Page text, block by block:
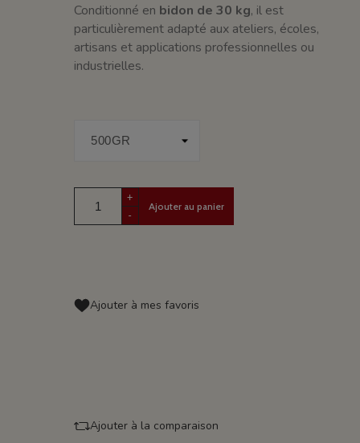
Conditionné en bidon de 30 kg, il est
particulièrement adapté aux ateliers, écoles,
artisans et applications professionnelles ou
industrielles.
+
-
Ajouter au panier
Ajouter à mes favoris
Ajouter à la comparaison